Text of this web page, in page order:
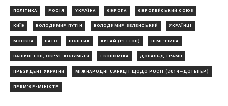
ПОЛІТИКА РОСІЯ УКРАЇНА ЄВРОПА ЄВРОПЕЙСЬКИЙ СОЮЗ
КИЇВ ВОЛОДИМИР ПУТІН ВОЛОДИМИР ЗЕЛЕНСЬКИЙ УКРАЇНЦІ
МОСКВА НАТО ПОЛІТИК КИТАЙ (РЕГІОН) НІМЕЧЧИНА
ВАШИНГТОН, ОКРУГ КОЛУМБІЯ ЕКОНОМІКА ДОНАЛЬД ТРАМП
ПРЕЗИДЕНТ УКРАЇНИ МІЖНАРОДНІ САНКЦІЇ ЩОДО РОСІЇ (2014—ДОТЕПЕР)
ПРЕМ'ЄР-МІНІСТР